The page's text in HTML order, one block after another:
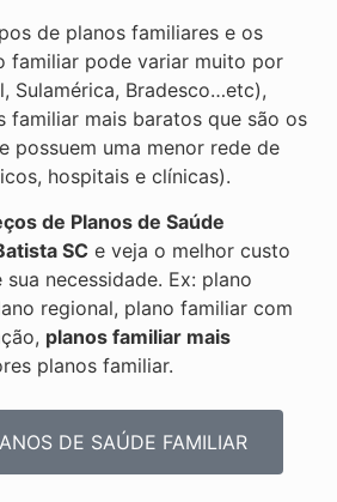
de planos familiares e os
familiar pode variar muito por
Sulamérica, Bradesco…etc),
familiar mais baratos que são os
possuem uma menor rede de
hospitais e clínicas).
de Planos de Saúde
SC e veja o melhor custo
necessidade. Ex: plano
regional, plano familiar com
planos familiar mais
planos familiar.
DE SAÚDE FAMILIAR